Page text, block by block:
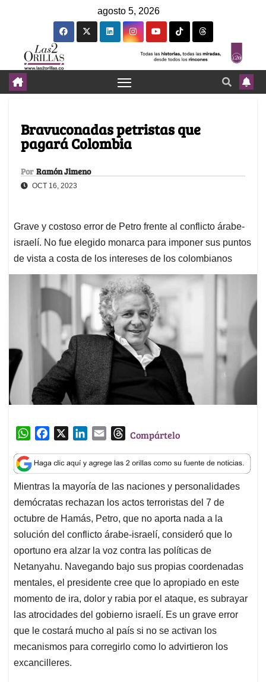
agosto 5, 2026
Bravuconadas petristas que
pagará Colombia
Por Ramón Jimeno
OCT 16, 2023
Grave y costoso error de Petro frente al conflicto árabe-
israelí. No fue elegido monarca para imponer sus puntos
de vista a costa de los intereses de los colombianos
W
a
t
s
A
p
p
c
e
b
o
o
k
n
k
e
d
I
n
a
i
l
T
r
e
a
d
s
Compártelo
Mientras la mayoría de las naciones y personalidades
demócratas rechazan los actos terroristas del 7 de
octubre de Hamás, Petro, que no aporta nada a la
solución del conflicto árabe-israelí, consideró que lo
oportuno era alzar la voz contra las políticas de
Netanyahu. Navegando bajo sus propias coordenadas
mentales, el presidente cree que lo apropiado en este
momento de ira, dolor y rabia por el ataque, es subrayar
las atrocidades del gobierno israelí. Es un grave error
que le costará mucho al país si no se activan los
mecanismos para corregirlo como lo advirtieron los
excancilleres.